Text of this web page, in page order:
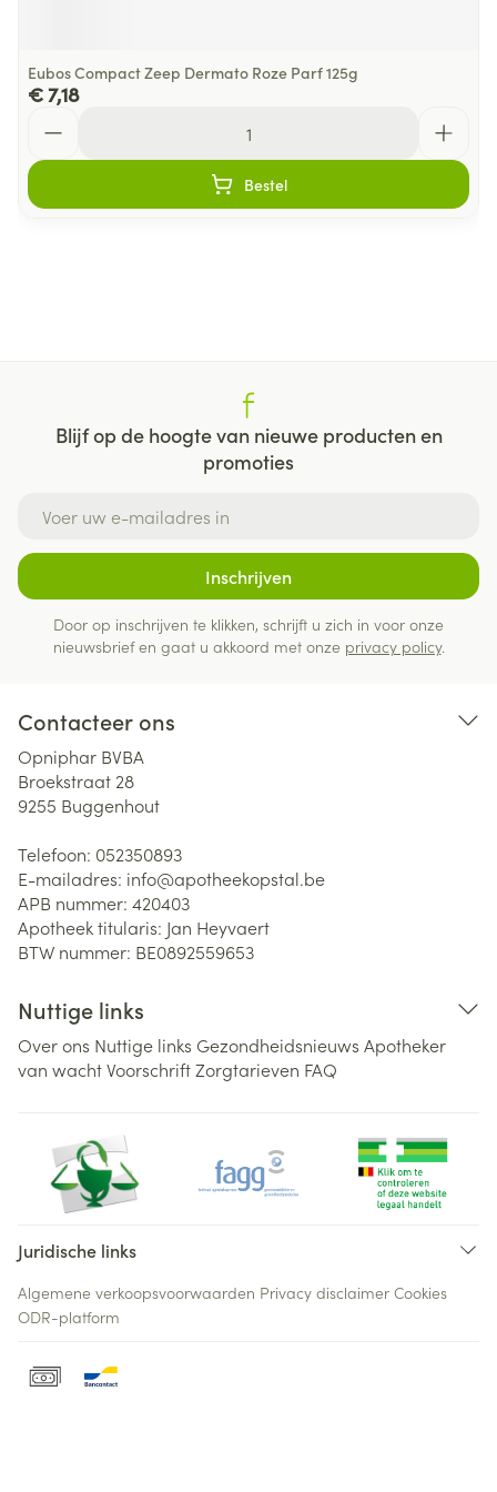
Eubos Compact Zeep Dermato Roze Parf 125g
€ 7,18
Bestel
Blijf op de hoogte van nieuwe producten en
promoties
Inschrijven
Door op inschrijven te klikken, schrijft u zich in voor onze
nieuwsbrief en gaat u akkoord met onze privacy policy.
Contacteer ons
Opniphar BVBA
Broekstraat 28
9255 Buggenhout
Telefoon: 052350893
E-mailadres: info@apotheekopstal.be
APB nummer: 420403
Apotheek titularis: Jan Heyvaert
BTW nummer: BE0892559653
Nuttige links
Over ons Nuttige links Gezondheidsnieuws Apotheker
van wachtVoorschriftZorgtarieven FAQ
Juridische links
Algemene verkoopsvoorwaarden Privacy disclaimer Cookies
ODR-platform